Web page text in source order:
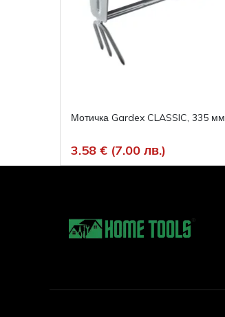
Мотичка Gardex CLASSIC, 335 мм
3.58 € (7.00 лв.)